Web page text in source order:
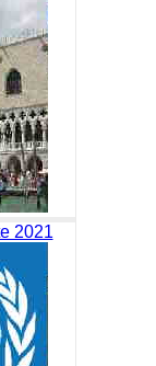
2021